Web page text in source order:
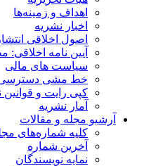
اهداف و زمینه‌ها
اخبار نشریه
اصول اخلاقی انتشار
آیین نامه اخلاقی:
سیاست های مالی
خط مشی دسترسی
کپی رایت و قوانین
آمار نشریه
آرشیو مجله و مقالات
کلیه شماره‌های مجله
آخرین شماره
نمایه نویسندگان